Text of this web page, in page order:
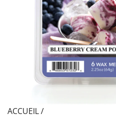
ACCUEIL/